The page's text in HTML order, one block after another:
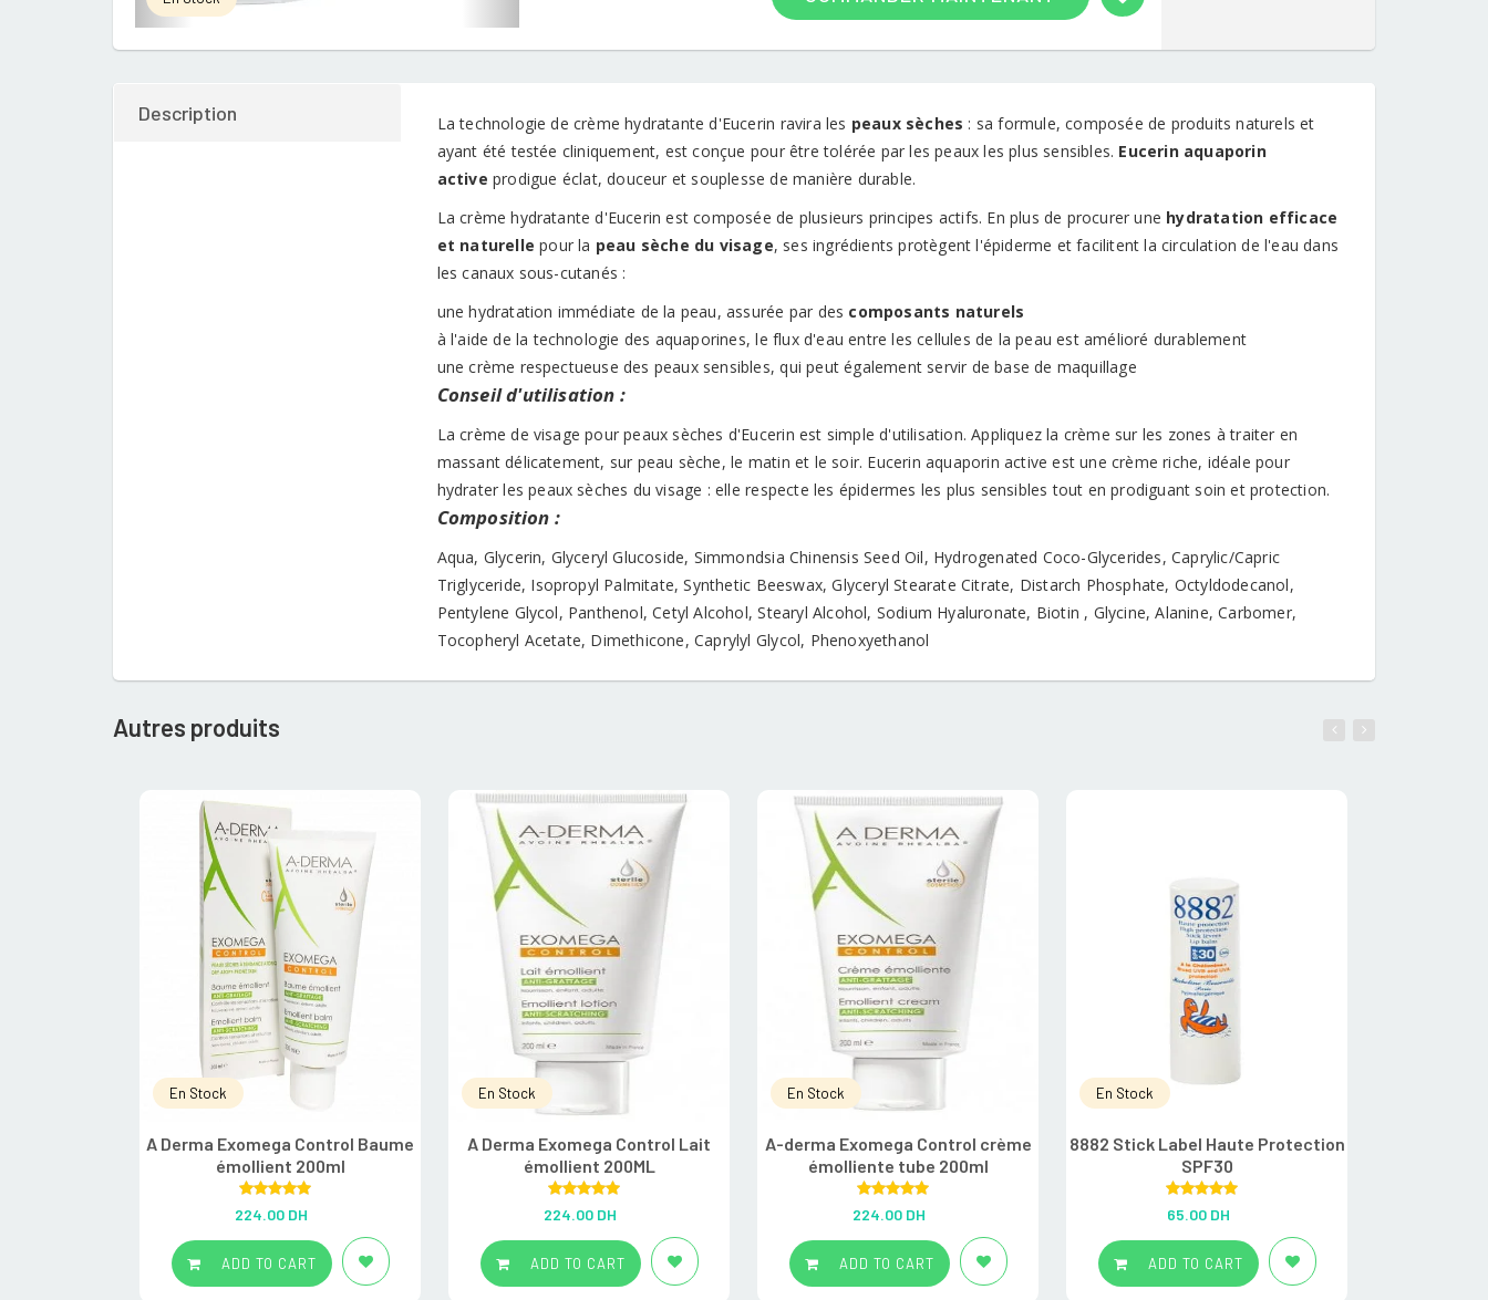
5
rating
Description La technologie de crème hydratante d'Eucerin ravira les peaux sèches : sa formule, composée de produits naturels et
ayant été testée cliniquement, est conçue pour être tolérée par les peaux les plus sensibles. Eucerin aquaporin
active prodigue éclat, douceur et souplesse de manière durable.
La crème hydratante d'Eucerin est composée de plusieurs principes actifs. En plus de procurer une hydratation efficace
et naturelle pour la peau sèche du visage, ses ingrédients protègent l'épiderme et facilitent la circulation de l'eau dans
les canaux sous-cutanés :
une hydratation immédiate de la peau, assurée par des composants naturels
à l'aide de la technologie des aquaporines, le flux d'eau entre les cellules de la peau est amélioré durablement
une crème respectueuse des peaux sensibles, qui peut également servir de base de maquillage
Conseil d'utilisation :
La crème de visage pour peaux sèches d'Eucerin est simple d'utilisation. Appliquez la crème sur les zones à traiter en
massant délicatement, sur peau sèche, le matin et le soir. Eucerin aquaporin active est une crème riche, idéale pour
hydrater les peaux sèches du visage : elle respecte les épidermes les plus sensibles tout en prodiguant soin et protection.
Composition :
Aqua, Glycerin, Glyceryl Glucoside, Simmondsia Chinensis Seed Oil, Hydrogenated Coco-Glycerides, Caprylic/Capric
Triglyceride, Isopropyl Palmitate, Synthetic Beeswax, Glyceryl Stearate Citrate, Distarch Phosphate, Octyldodecanol,
Pentylene Glycol, Panthenol, Cetyl Alcohol, Stearyl Alcohol, Sodium Hyaluronate, Biotin , Glycine, Alanine, Carbomer,
Tocopheryl Acetate, Dimethicone, Caprylyl Glycol, Phenoxyethanol
Autres produits
En Stock
A Derma Exomega Control Baume
émollient 200ml
Rated 5.00
out of 5
224.00 DH
ADD TO CART
En Stock
A Derma Exomega Control Lait
émollient 200ML
Rated 5.00
out of 5
224.00 DH
ADD TO CART
En Stock
A-derma Exomega Control crème
émolliente tube 200ml
Rated 5.00
out of 5
224.00 DH
ADD TO CART
En Stock
8882 Stick Label Haute Protection
SPF30
Rated5.00
out of 5
65.00 DH
ADD TO CART